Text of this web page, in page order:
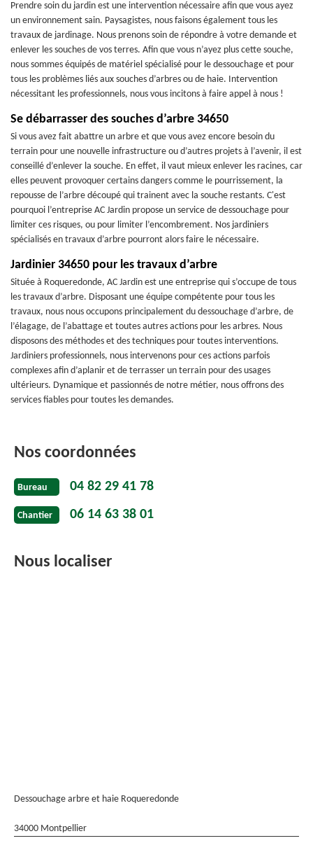
Prendre soin du jardin est une intervention nécessaire afin que vous ayez
un environnement sain. Paysagistes, nous faisons également tous les
travaux de jardinage. Nous prenons soin de répondre à votre demande et
enlever les souches de vos terres. Afin que vous n’ayez plus cette souche,
nous sommes équipés de matériel spécialisé pour le dessouchage et pour
tous les problèmes liés aux souches d’arbres ou de haie. Intervention
nécessitant les professionnels, nous vous incitons à faire appel à nous !
Se débarrasser des souches d’arbre 34650
Si vous avez fait abattre un arbre et que vous avez encore besoin du
terrain pour une nouvelle infrastructure ou d’autres projets à l’avenir, il est
conseillé d’enlever la souche. En effet, il vaut mieux enlever les racines, car
elles peuvent provoquer certains dangers comme le pourrissement, la
repousse de l’arbre découpé qui trainent avec la souche restants. C'est
pourquoi l’entreprise AC Jardin propose un service de dessouchage pour
limiter ces risques, ou pour limiter l’encombrement. Nos jardiniers
spécialisés en travaux d’arbre pourront alors faire le nécessaire.
Jardinier 34650 pour les travaux d’arbre
Située à Roqueredonde, AC Jardin est une entreprise qui s’occupe de tous
les travaux d’arbre. Disposant une équipe compétente pour tous les
travaux, nous nous occupons principalement du dessouchage d’arbre, de
l’élagage, de l’abattage et toutes autres actions pour les arbres. Nous
disposons des méthodes et des techniques pour toutes interventions.
Jardiniers professionnels, nous intervenons pour ces actions parfois
complexes afin d’aplanir et de terrasser un terrain pour des usages
ultérieurs. Dynamique et passionnés de notre métier, nous offrons des
services fiables pour toutes les demandes.
Nos coordonnées
Bureau 04 82 29 41 78
Chantier 06 14 63 38 01
Nous localiser
Dessouchage arbre et haie Roqueredonde
34000 Montpellier